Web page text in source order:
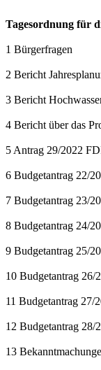
Tagesordnung für
1 Bürgerfragen
2 Bericht
3 Bericht
4 Bericht über das
5 Antrag 29/2022
6 Budgetantrag 22/
7 Budgetantrag 23/
8 Budgetantrag 24/
9 Budgetantrag 25/
10 Budgetantrag 26/
11 Budgetantrag 27/
12 Budgetantrag
13